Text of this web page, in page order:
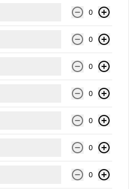
Nigiri Atún (2 Unidades)
Lámina de atún sobre base de arroz
blanco. Acompañado con salsa de soya.
$4.200$5.250
Nigiri Pescado Blanco (2
0
0
0
0
0
0
0